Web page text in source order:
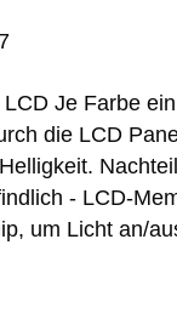
Je Farbe
die LCD
- LCD-
um Licht an/